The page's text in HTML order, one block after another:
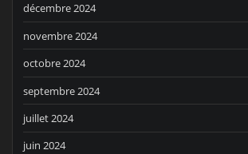
décembre 2024
novembre 2024
octobre 2024
septembre 2024
juillet 2024
juin 2024